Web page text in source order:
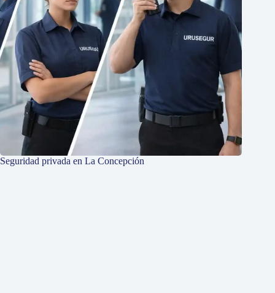
Seguridad privada en La Concepción